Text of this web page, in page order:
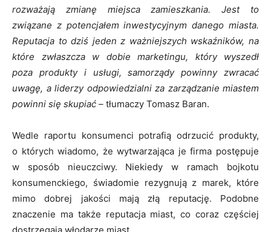
rozważają zmianę miejsca zamieszkania. Jest to
związane z potencjałem inwestycyjnym danego miasta.
Reputacja to dziś jeden z ważniejszych wskaźników, na
które zwłaszcza w dobie marketingu, który wyszedł
poza produkty i usługi, samorządy powinny zwracać
uwagę, a liderzy odpowiedzialni za zarządzanie miastem
powinni się skupiać – tłumaczy Tomasz Baran.
Wedle raportu konsumenci potrafią odrzucić produkty,
o których wiadomo, że wytwarzająca je firma postępuje
w sposób nieuczciwy. Niekiedy w ramach bojkotu
konsumenckiego, świadomie rezygnują z marek, które
mimo dobrej jakości mają złą reputację. Podobne
znaczenie ma także reputacja miast, co coraz częściej